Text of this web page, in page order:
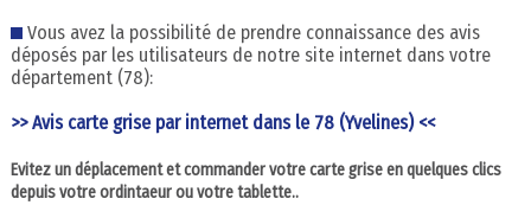
Vous avez la possibilité de prendre connaissance des avis
déposés par les utilisateurs de notre site internet dans votre
département (78):
>> Avis carte grise par internet dans le 78 (Yvelines) <<
Evitez un déplacement et commander votre carte grise en quelques clics
depuis votre ordintaeur ou votre tablette..